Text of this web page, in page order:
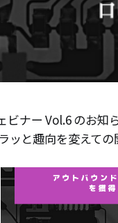
ビナー Vol.6 のお
ッと趣向を変えて